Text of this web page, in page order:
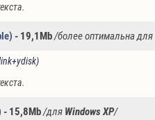
- 19,1Mb/более оптимальна для
- 15,8Mb/для Windows XP/